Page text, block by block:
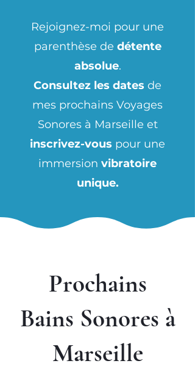
Rejoignez-moi pour une
parenthèse de détente
absolue.
Consultez les dates de
mes prochains Voyages
Sonores à Marseille et
inscrivez-vous pour une
immersion vibratoire
unique.
Prochains
Bains Sonores à
Marseille